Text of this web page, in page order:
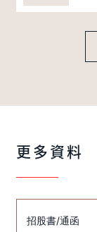
更多資料
招股書/通函